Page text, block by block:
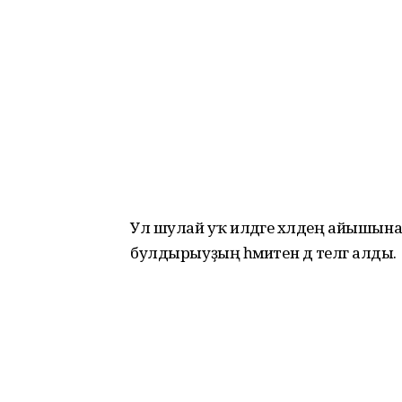
Ул шулай уҡ илдәге хәлдең
булдырыуҙың әһәмиәтен дә телгә алды.